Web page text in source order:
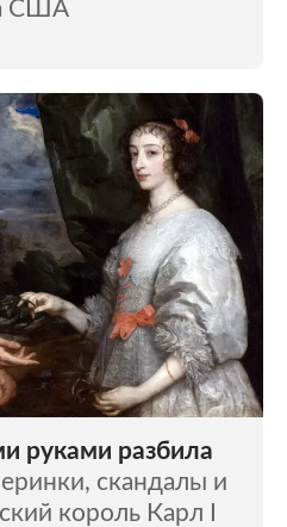
США
руками разбила
скандалы и
король Карл I